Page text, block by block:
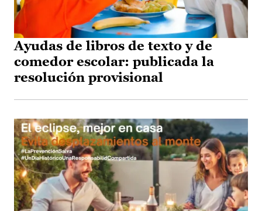
Ayudas de libros de texto y de
comedor escolar: publicada la
resolución provisional